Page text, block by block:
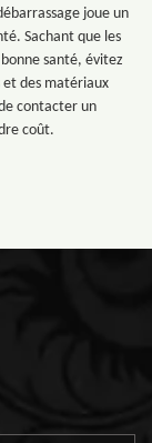
joue un
Sachant que les
santé, évitez
et des matériaux
contacter un
coût.